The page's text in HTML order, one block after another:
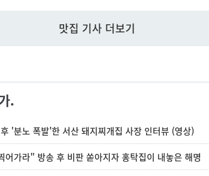
맛집 기사 더보기
.
'분노 폭발'한 서산 돼지찌개집 사장 인터뷰 (영상)
가라" 방송 후 비판 쏟아지자 홍탁집이 내놓은 해명